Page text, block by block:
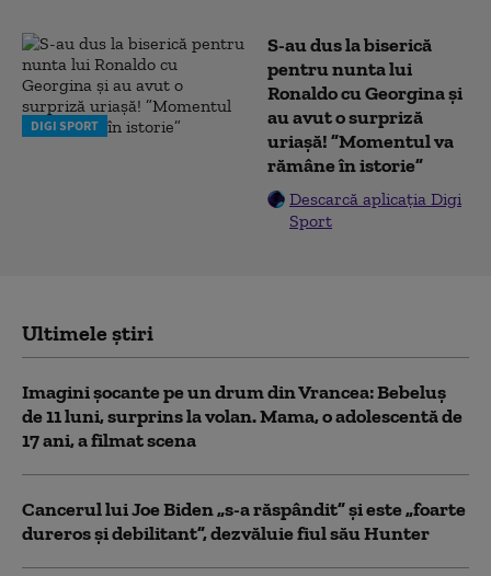
DIGI SPORT
S-au dus la biserică
pentru nunta lui
Ronaldo cu Georgina și
au avut o surpriză
uriașă! ”Momentul va
rămâne în istorie”
Descarcă aplicația Digi
Sport
Ultimele știri
Imagini șocante pe un drum din Vrancea: Bebeluș
de 11 luni, surprins la volan. Mama, o adolescentă de
17 ani, a filmat scena
Cancerul lui Joe Biden „s-a răspândit” şi este „foarte
dureros și debilitant”, dezvăluie fiul său Hunter